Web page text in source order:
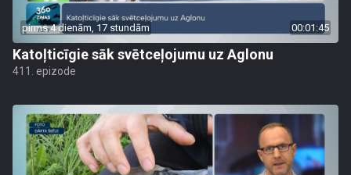
pirms 4 dienām, 17 stundām 00:01:45
Katoļticīgie sāk svētceļojumu uz Aglonu
411. epizode